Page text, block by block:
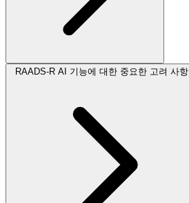
RAADS-R AI 기능에 대한 중요한 고려 사항